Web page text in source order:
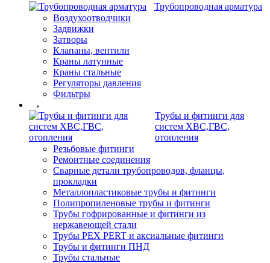
Трубопроводная арматура
Воздухоотводчики
Задвижки
Затворы
Клапаны, вентили
Краны латунные
Краны стальные
Регуляторы давления
Фильтры
Трубы и фитинги для
систем ХВС,ГВС,
отопления
Резьбовые фитинги
Ремонтные соединения
Сварные детали трубопроводов, фланцы,
прокладки
Металлопластиковые трубы и фитинги
Полипропиленовые трубы и фитинги
Трубы гофрированные и фитинги из
нержавеющей стали
Трубы PEX PERT и аксиальные фитинги
Трубы и фитинги ПНД
Трубы стальные